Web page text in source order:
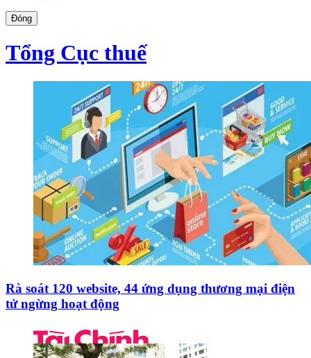
Đóng
Tổng Cục thuế
Rà soát 120 website, 44 ứng dụng thương mại điện
tử ngừng hoạt động